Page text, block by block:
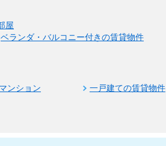
屋
ベランダ・バルコニー付きの賃貸物件
ンション
一戸建ての賃貸物件